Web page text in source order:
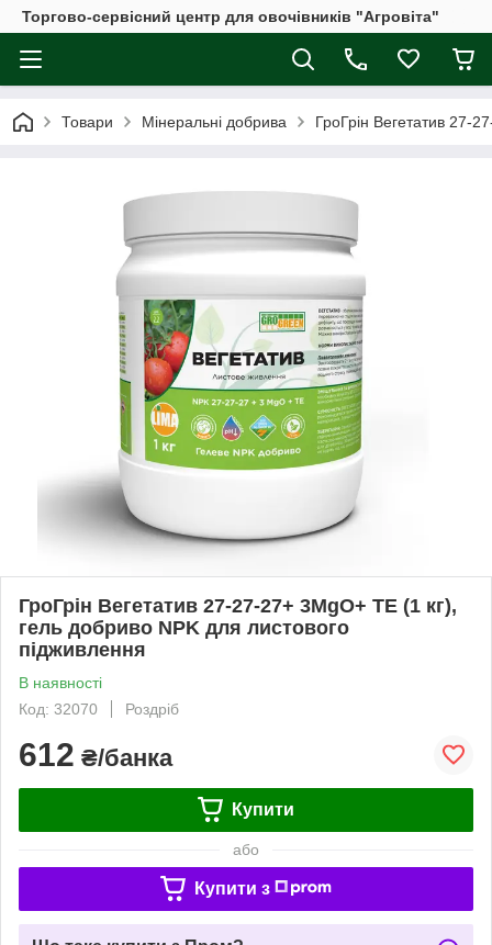
Торгово-сервісний центр для овочівників "Агровіта"
Товари Мінеральні добрива ГроГрін Вегетатив 27-
ГроГрін Вегетатив 27-27-27+ 3MgO+ TE (1 кг),
гель добриво NPK для листового
підживлення
В наявності
Код: 32070
Роздріб
612 ₴/банка
Купити
або
Купити з